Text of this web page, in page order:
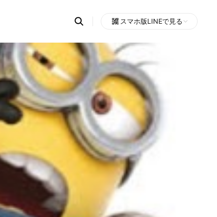
Search
OpenChats
messages
search
area
スマホ版LINEで見る